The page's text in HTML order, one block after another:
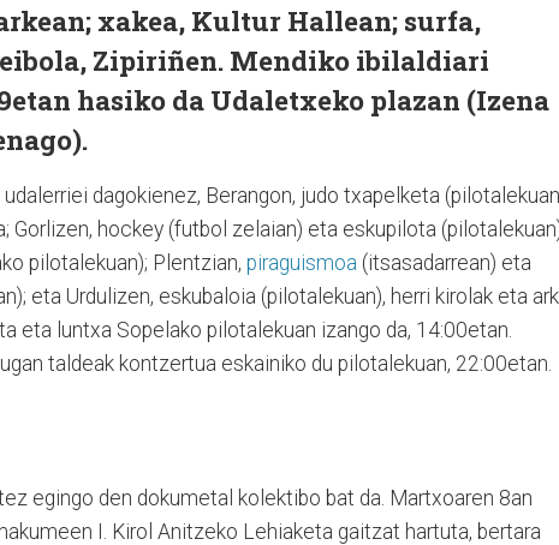
xakea, Kultur Hallean; surfa,
Zipiriñen. Mendiko ibilaldiari
hasiko da Udaletxeko plazan (Izena
dagokienez, Berangon, judo txapelketa
Gorlizen, hockey (futbol zelaian) eta eskupilota
pilotalekuan); Plentzian, piraguismoa (itsasadarrean) eta
eta Urdulizen, eskubaloia (pilotalekuan), herri kirolak eta
eta luntxa Sopelako pilotalekuan izango da, 14:00etan.
taldeak kontzertua eskainiko du pilotalekuan, 22:00etan.
egingo den dokumetal kolektibo bat da. Martxoaren 8an
I. Kirol Anitzeko Lehiaketa gaitzat hartuta, bertara